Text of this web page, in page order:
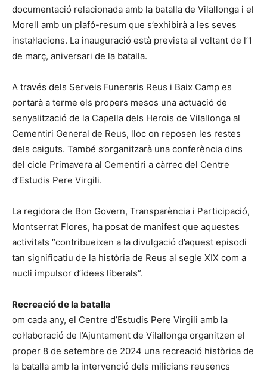
documentació relacionada amb la batalla de Vilallonga i el
Morell amb un plafó-resum que s’exhibirà a les seves
instal·lacions. La inauguració està prevista al voltant de l’1
de març, aniversari de la batalla.
A través dels Serveis Funeraris Reus i Baix Camp es
portarà a terme els propers mesos una actuació de
senyalització de la Capella dels Herois de Vilallonga al
Cementiri General de Reus, lloc on reposen les restes
dels caiguts. També s’organitzarà una conferència dins
del cicle Primavera al Cementiri a càrrec del Centre
d’Estudis Pere Virgili.
La regidora de Bon Govern, Transparència i Participació,
Montserrat Flores, ha posat de manifest que aquestes
activitats “contribueixen a la divulgació d’aquest episodi
tan significatiu de la història de Reus al segle XIX com a
nucli impulsor d’idees liberals”.
Recreació de la batalla
om cada any, el Centre d’Estudis Pere Virgili amb la
col·laboració de l’Ajuntament de Vilallonga organitzen el
proper 8 de setembre de 2024 una recreació històrica de
la batalla amb la intervenció dels milicians reusencs